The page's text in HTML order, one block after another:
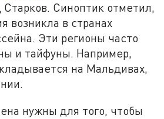
Синоптик отметил,
возникла в странах
Эти регионы часто
и тайфуны. Например,
на Мальдивах,
нужны для того, чтобы